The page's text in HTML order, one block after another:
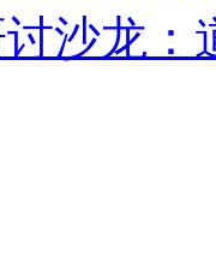
讨沙龙